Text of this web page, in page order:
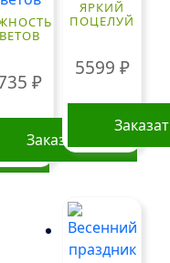
₽
Заказать
ЯРКИЙ
ПОЦЕЛУЙ
5599 ₽